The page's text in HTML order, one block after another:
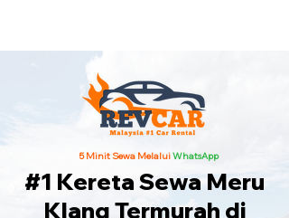
5 Minit Sewa MelaluiWhatsApp
#1 Kereta Sewa Meru
Klang Termurah di